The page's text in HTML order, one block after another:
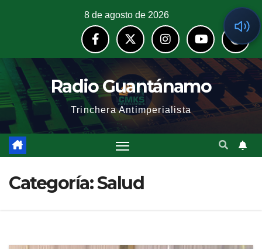
8 de agosto de 2026
Radio Guantánamo
Trinchera Antimperialista
Categoría:Salud